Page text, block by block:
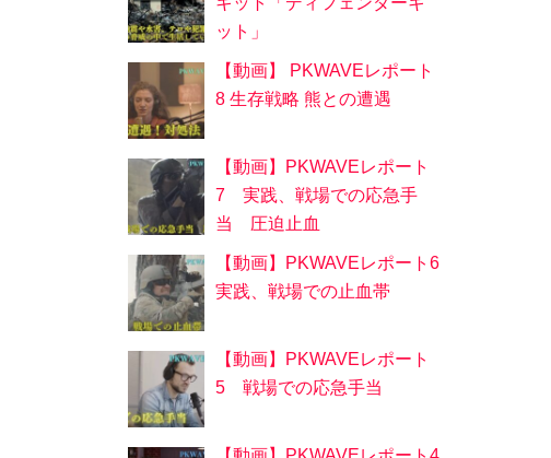
ット」
【動画】 PKWAVEレポート
8 生存戦略 熊との遭遇
【動画】PKWAVEレポート
7 実践、戦場での応急手
当 圧迫止血
【動画】PKWAVEレポート6
実践、戦場での止血帯
【動画】PKWAVEレポート
5 戦場での応急手当